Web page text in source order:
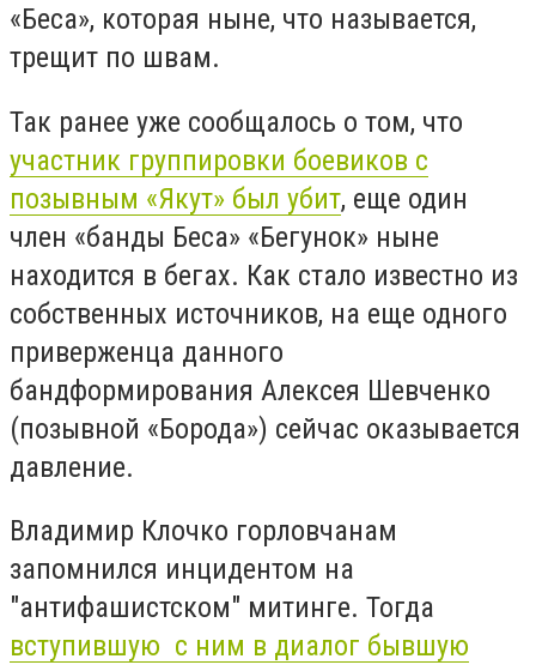
«Беса», которая ныне, что называется,
трещит по швам.
Так ранее уже сообщалось о том, что
участник группировки боевиков с
позывным «Якут» был убит, еще один
член «банды Беса» «Бегунок» ныне
находится в бегах. Как стало известно из
собственных источников, на еще одного
приверженца данного
бандформирования Алексея Шевченко
(позывной «Борода») сейчас оказывается
давление.
Владимир Клочко горловчанам
запомнился инцидентом на
"антифашистском" митинге. Тогда
вступившую с ним в диалог бывшую